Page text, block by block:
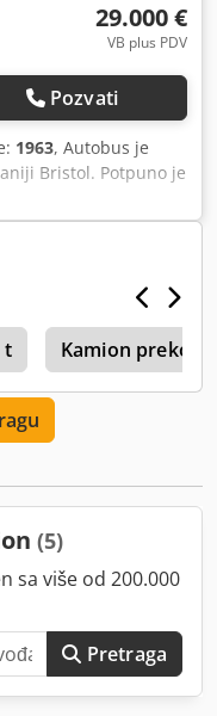
29.000 €
VB plus PDV
Pozvati
1963, Autobus je
Bristol. Potpuno je
sedišta su
primerak ovog tipa
vrednim
nemačkih
se lako premeštati.
osim farbanja
se prodaje bez ikakve
za restauraciju.
/ od privatnog lica.
Cjdpfx Amsupvx
t Kamion preko
(5)
sa više od 200.000
Pretraga